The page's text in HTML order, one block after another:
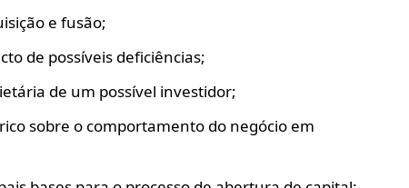
e fusão;
de possíveis deficiências;
de um possível investidor;
sobre o comportamento do negócio em